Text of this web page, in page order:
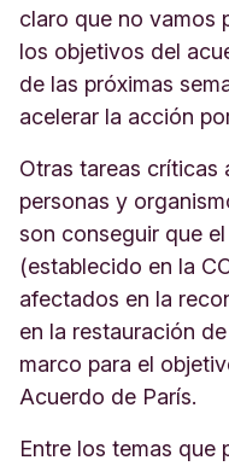
claro que no vamos
los objetivos del
de las próximas
acelerar la acción
Otras tareas críticas
personas y
son conseguir que
(establecido en la
afectados en la
en la restauración
marco para el
Acuerdo de París.
Entre los temas que